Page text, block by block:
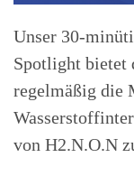
Unser 30-
Spotlight bietet
regelmäßig die
von H2.N.O.N